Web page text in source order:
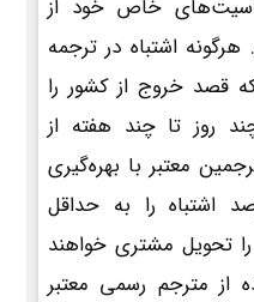
خاص خود از
اشتباه در ترجمه
قصد خروج از کشور را
روز تا چند هفته از
معتبر با بهره‌گیری
اشتباه را به حداقل
تحویل مشتری خواهند
از مترجم رسمی معتبر